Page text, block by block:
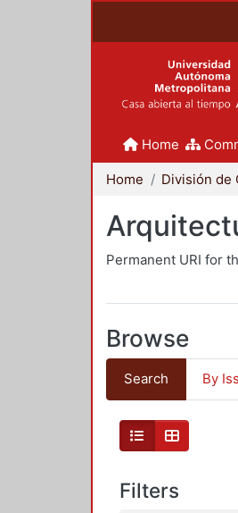
Home
Home
Permanent URI for
Browse
Search By
Filters